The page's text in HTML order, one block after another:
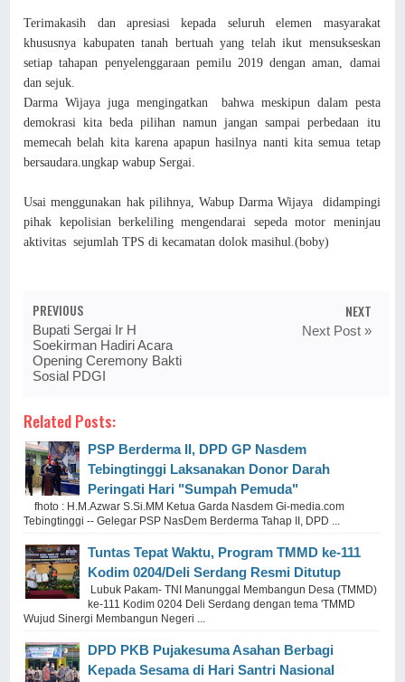
Terimakasih dan apresiasi kepada seluruh elemen masyarakat
khususnya kabupaten tanah bertuah yang telah ikut mensukseskan
setiap tahapan penyelenggaraan pemilu 2019 dengan aman, damai
dan sejuk.
Darma Wijaya juga mengingatkan bahwa meskipun dalam pesta
demokrasi kita beda pilihan namun jangan sampai perbedaan itu
memecah belah kita karena apapun hasilnya nanti kita semua tetap
bersaudara.ungkap wabup Sergai.
Usai menggunakan hak pilihnya, Wabup Darma Wijaya didampingi
pihak kepolisian berkeliling mengendarai sepeda motor meninjau
aktivitas sejumlah TPS di kecamatan dolok masihul.(boby)
PREVIOUS
Bupati Sergai Ir H
Soekirman Hadiri Acara
Opening Ceremony Bakti
Sosial PDGI
NEXT
Next Post »
Related Posts:
PSP Berderma II, DPD GP Nasdem
Tebingtinggi Laksanakan Donor Darah
Peringati Hari "Sumpah Pemuda"
fhoto : H.M.Azwar S.Si.MM Ketua Garda Nasdem Gi-media.com
Tebingtinggi -- Gelegar PSP NasDem Berderma Tahap II, DPD ...
Tuntas Tepat Waktu, Program TMMD ke-111
Kodim 0204/Deli Serdang Resmi Ditutup
Lubuk Pakam- TNI Manunggal Membangun Desa (TMMD)
ke-111 Kodim 0204 Deli Serdang dengan tema 'TMMD
Wujud Sinergi Membangun Negeri ...
DPD PKB Pujakesuma Asahan Berbagi
Kepada Sesama di Hari Santri Nasional